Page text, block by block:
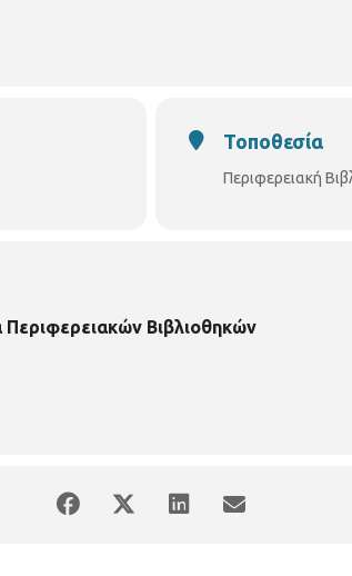
Τοποθεσία
Περιφερειακή
Βιβλιοθηκών